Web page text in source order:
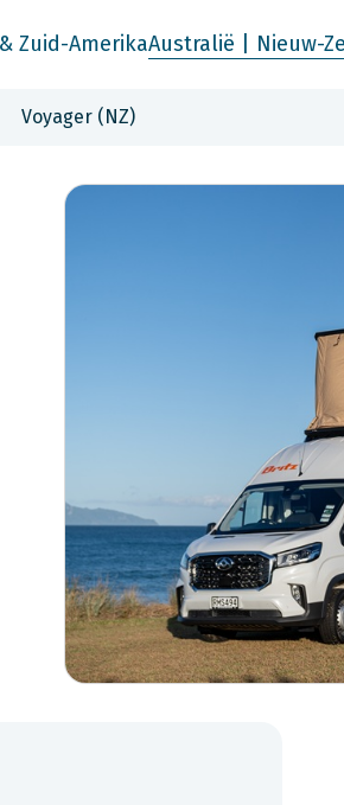
Zuid-AmerikaAustralië | Nieuw-
Voyager (NZ)